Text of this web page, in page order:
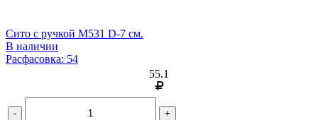
Сито с ручкой М531 D-7 см.
В наличии
Расфасовка: 54
55.1
- +